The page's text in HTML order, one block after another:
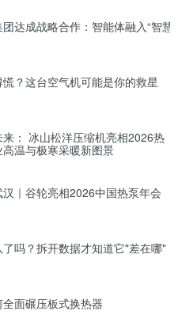
达成战略合作：智能体融入“智慧
？这台空气机可能是你的救星
来： 冰山松洋压缩机亮相2026热
温与极寒采暖新图景
｜谷轮亮相2026中国热泵年会
吗？拆开数据才知道它"差在哪"
面碾压板式换热器